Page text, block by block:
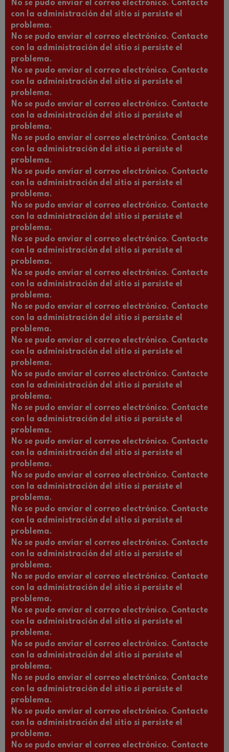
No se pudo enviar el correo electrónico. Contacte
con la administración del sitio si persiste el
problema.
No se pudo enviar el correo electrónico. Contacte
con la administración del sitio si persiste el
problema.
No se pudo enviar el correo electrónico. Contacte
con la administración del sitio si persiste el
problema.
No se pudo enviar el correo electrónico. Contacte
con la administración del sitio si persiste el
problema.
No se pudo enviar el correo electrónico. Contacte
con la administración del sitio si persiste el
problema.
No se pudo enviar el correo electrónico. Contacte
con la administración del sitio si persiste el
problema.
No se pudo enviar el correo electrónico. Contacte
con la administración del sitio si persiste el
problema.
No se pudo enviar el correo electrónico. Contacte
con la administración del sitio si persiste el
problema.
No se pudo enviar el correo electrónico. Contacte
con la administración del sitio si persiste el
problema.
No se pudo enviar el correo electrónico. Contacte
con la administración del sitio si persiste el
problema.
No se pudo enviar el correo electrónico. Contacte
con la administración del sitio si persiste el
problema.
No se pudo enviar el correo electrónico. Contacte
con la administración del sitio si persiste el
problema.
No se pudo enviar el correo electrónico. Contacte
con la administración del sitio si persiste el
problema.
No se pudo enviar el correo electrónico. Contacte
con la administración del sitio si persiste el
problema.
No se pudo enviar el correo electrónico. Contacte
con la administración del sitio si persiste el
problema.
No se pudo enviar el correo electrónico. Contacte
con la administración del sitio si persiste el
problema.
No se pudo enviar el correo electrónico. Contacte
con la administración del sitio si persiste el
problema.
No se pudo enviar el correo electrónico. Contacte
con la administración del sitio si persiste el
problema.
No se pudo enviar el correo electrónico. Contacte
con la administración del sitio si persiste el
problema.
No se pudo enviar el correo electrónico. Contacte
con la administración del sitio si persiste el
problema.
No se pudo enviar el correo electrónico. Contacte
con la administración del sitio si persiste el
problema.
No se pudo enviar el correo electrónico. Contacte
con la administración del sitio si persiste el
problema.
No se pudo enviar el correo electrónico. Contacte